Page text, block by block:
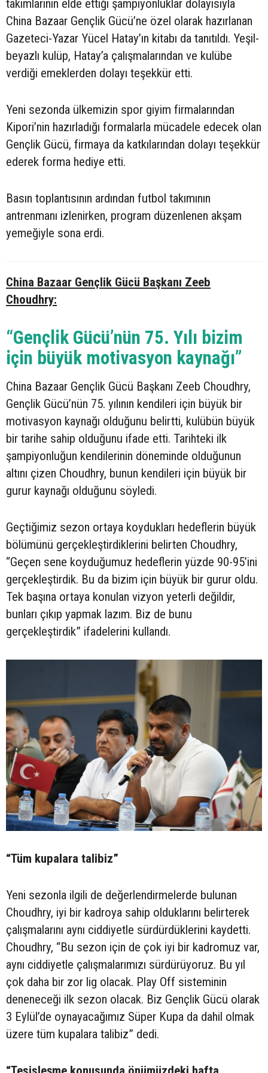
takımlarının elde ettiği şampiyonluklar dolayısıyla
China Bazaar Gençlik Gücü’ne özel olarak hazırlanan
Gazeteci-Yazar Yücel Hatay’ın kitabı da tanıtıldı. Yeşil-
beyazlı kulüp, Hatay’a çalışmalarından ve kulübe
verdiği emeklerden dolayı teşekkür etti.
Yeni sezonda ülkemizin spor giyim firmalarından
Kipori’nin hazırladığı formalarla mücadele edecek olan
Gençlik Gücü, firmaya da katkılarından dolayı teşekkür
ederek forma hediye etti.
Basın toplantısının ardından futbol takımının
antrenmanı izlenirken, program düzenlenen akşam
yemeğiyle sona erdi.
China Bazaar Gençlik Gücü Başkanı Zeeb
Choudhry:
“Gençlik Gücü’nün 75. Yılı bizim
için büyük motivasyon kaynağı”
China Bazaar Gençlik Gücü Başkanı Zeeb Choudhry,
Gençlik Gücü’nün 75. yılının kendileri için büyük bir
motivasyon kaynağı olduğunu belirtti, kulübün büyük
bir tarihe sahip olduğunu ifade etti. Tarihteki ilk
şampiyonluğun kendilerinin döneminde olduğunun
altını çizen Choudhry, bunun kendileri için büyük bir
gurur kaynağı olduğunu söyledi.
Geçtiğimiz sezon ortaya koydukları hedeflerin büyük
bölümünü gerçekleştirdiklerini belirten Choudhry,
“Geçen sene koyduğumuz hedeflerin yüzde 90-95’ini
gerçekleştirdik. Bu da bizim için büyük bir gurur oldu.
Tek başına ortaya konulan vizyon yeterli değildir,
bunları çıkıp yapmak lazım. Biz de bunu
gerçekleştirdik” ifadelerini kullandı.
“Tüm kupalara talibiz”
Yeni sezonla ilgili de değerlendirmelerde bulunan
Choudhry, iyi bir kadroya sahip olduklarını belirterek
çalışmalarını aynı ciddiyetle sürdürdüklerini kaydetti.
Choudhry, “Bu sezon için de çok iyi bir kadromuz var,
aynı ciddiyetle çalışmalarımızı sürdürüyoruz. Bu yıl
çok daha bir zor lig olacak. Play Off sisteminin
deneneceği ilk sezon olacak. Biz Gençlik Gücü olarak
3 Eylül’de oynayacağımız Süper Kupa da dahil olmak
üzere tüm kupalara talibiz” dedi.